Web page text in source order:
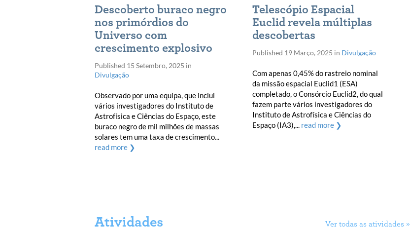
Descoberto buraco negro
nos primórdios do
Universo com
crescimento explosivo
Published 15 Setembro, 2025 in
Divulgação
Observado por uma equipa, que inclui
vários investigadores do Instituto de
Astrofísica e Ciências do Espaço, este
buraco negro de mil milhões de massas
solares tem uma taxa de crescimento...
read more ❯
Telescópio Espacial
Euclid revela múltiplas
descobertas
Published 19 Março, 2025 in Divulgação
Com apenas 0,45% do rastreio nominal
da missão espacial Euclid1 (ESA)
completado, o Consórcio Euclid2, do qual
fazem parte vários investigadores do
Instituto de Astrofísica e Ciências do
Espaço (IA3),... read more ❯
Atividades Ver todas as atividades »